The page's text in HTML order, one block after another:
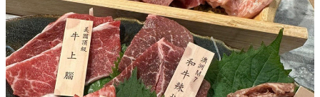
玩
樂
遊
艇
#
散
水
餅
#18